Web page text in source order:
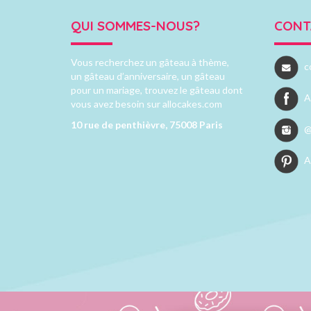
QUI SOMMES-NOUS?
Vous recherchez un gâteau à thème,
un gâteau d’anniversaire, un gâteau
pour un mariage, trouvez le gâteau dont
vous avez besoin sur allocakes.com
10 rue de penthièvre, 75008 Paris